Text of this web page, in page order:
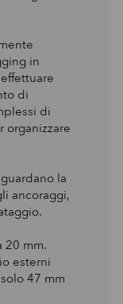
in
di
di
organizzare
la
ancoraggi,
20 mm.
esterni
47 mm